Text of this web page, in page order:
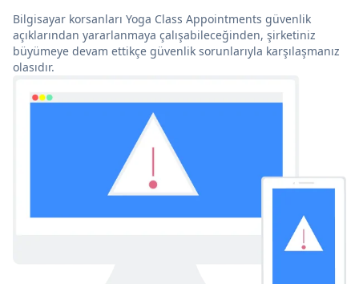
Bilgisayar korsanları Yoga Class Appointments güvenlik
açıklarından yararlanmaya çalışabileceğinden, şirketiniz
büyümeye devam ettikçe güvenlik sorunlarıyla karşılaşmanız
olasıdır.